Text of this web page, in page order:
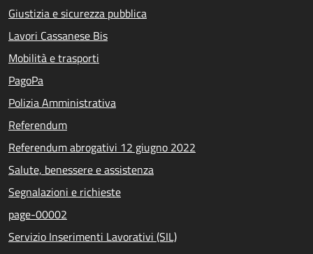
Giustizia e sicurezza pubblica
Lavori Cassanese Bis
Mobilità e trasporti
PagoPa
Polizia Amministrativa
Referendum
Referendum abrogativi 12 giugno 2022
Salute, benessere e assistenza
Segnalazioni e richieste
page-00002
Servizio Inserimenti Lavorativi (SIL)